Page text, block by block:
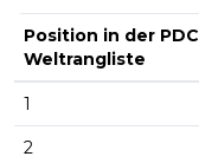
Position in der PDC
Weltrangliste
1
2